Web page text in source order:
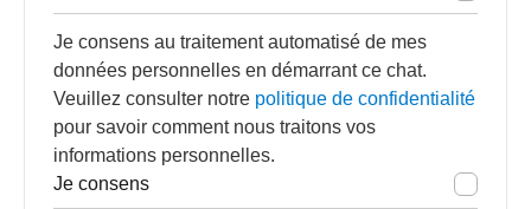
Je consens au traitement automatisé de mes
données personnelles en démarrant ce chat.
Veuillez consulter notre politique de confidentialité
pour savoir comment nous traitons vos
informations personnelles.
Je consens